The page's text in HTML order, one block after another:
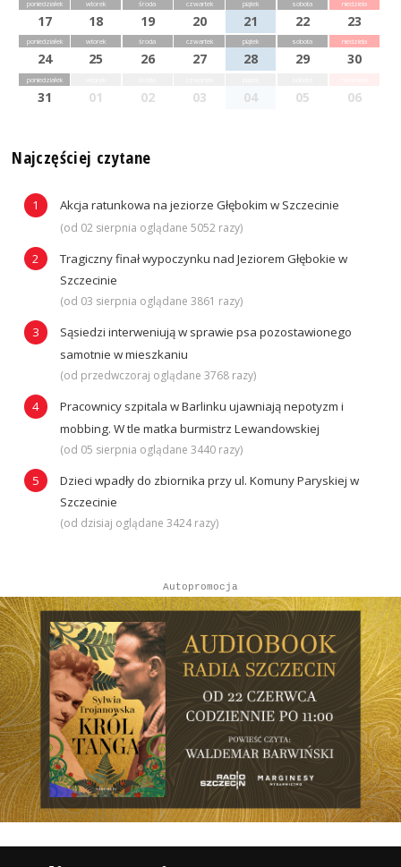
poniedziałek
17
wtorek
18
środa
19
czwartek
20
piątek
21
sobota
22
niedziela
23
poniedziałek
24
wtorek
25
środa
26
czwartek
27
piątek
28
sobota
29
niedziela
30
poniedziałek
31 01 02 03 04 05 06
Najczęściej czytane
Akcja ratunkowa na jeziorze Głębokim w Szczecinie
(od 02 sierpnia oglądane 5052 razy)
Tragiczny finał wypoczynku nad Jeziorem Głębokie w
Szczecinie
(od 03 sierpnia oglądane 3861 razy)
Sąsiedzi interweniują w sprawie psa pozostawionego
samotnie w mieszkaniu
(od przedwczoraj oglądane 3768 razy)
Pracownicy szpitala w Barlinku ujawniają nepotyzm i
mobbing. W tle matka burmistrz Lewandowskiej
(od 05 sierpnia oglądane 3440 razy)
Dzieci wpadły do zbiornika przy ul. Komuny Paryskiej w
Szczecinie
(od dzisiaj oglądane 3424 razy)
Autopromocja